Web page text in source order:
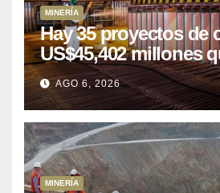
MINERÍA
Hay 35 proyectos de
US$45,402 millones
puede aprovechar
AGO 6, 2026
MINERÍA